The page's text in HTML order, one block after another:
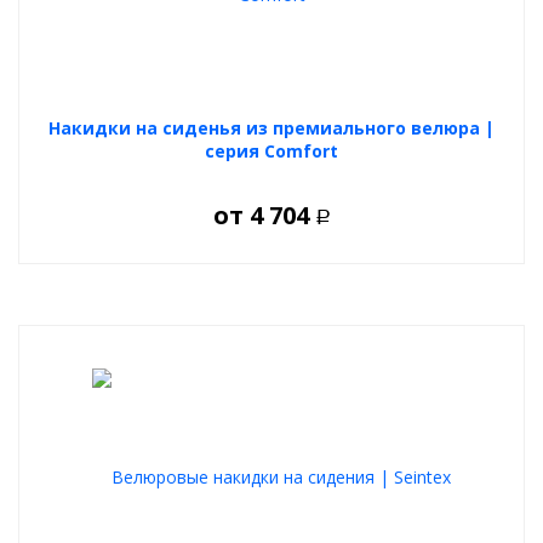
Накидки на сиденья из премиального велюра |
серия Comfort
от 4 704 Р